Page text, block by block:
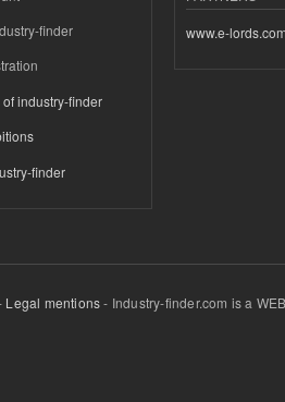
finder
industry-finder
finder
www.e-lords.com
Legal mentions- Industry-finder.com is a